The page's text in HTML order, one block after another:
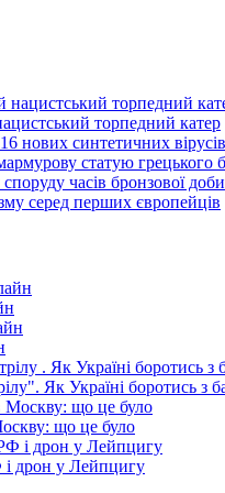
торпедний катер
нових синтетичних вірусів
статую грецького
часів бронзової доби
серед перших європейців
Як Україні боротись з
що це було
і дрон у Лейпцигу